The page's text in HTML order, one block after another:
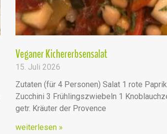
Veganer Kichererbsensalat
15. Juli 2026
Zutaten (für 4 Personen) Salat 1 rote
Zucchini 3 Frühlingszwiebeln 1
getr. Kräuter der Provence
weiterlesen »